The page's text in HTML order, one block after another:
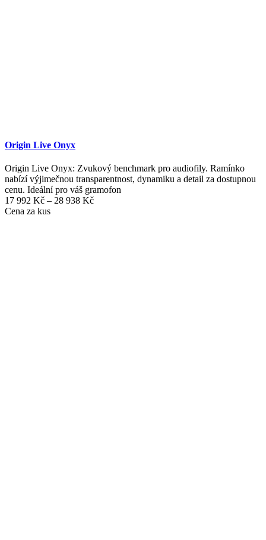
Origin Live Onyx
Origin Live Onyx: Zvukový benchmark pro audiofily. Ramínko
nabízí výjimečnou transparentnost, dynamiku a detail za dostupnou
cenu. Ideální pro váš gramofon
17 992 Kč – 28 938 KčRozpětí
Cena za kus